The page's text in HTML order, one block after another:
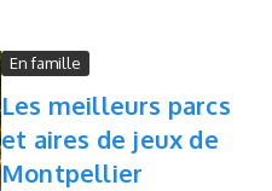
En famille
Les meilleurs parcs
et aires de jeux de
Montpellier